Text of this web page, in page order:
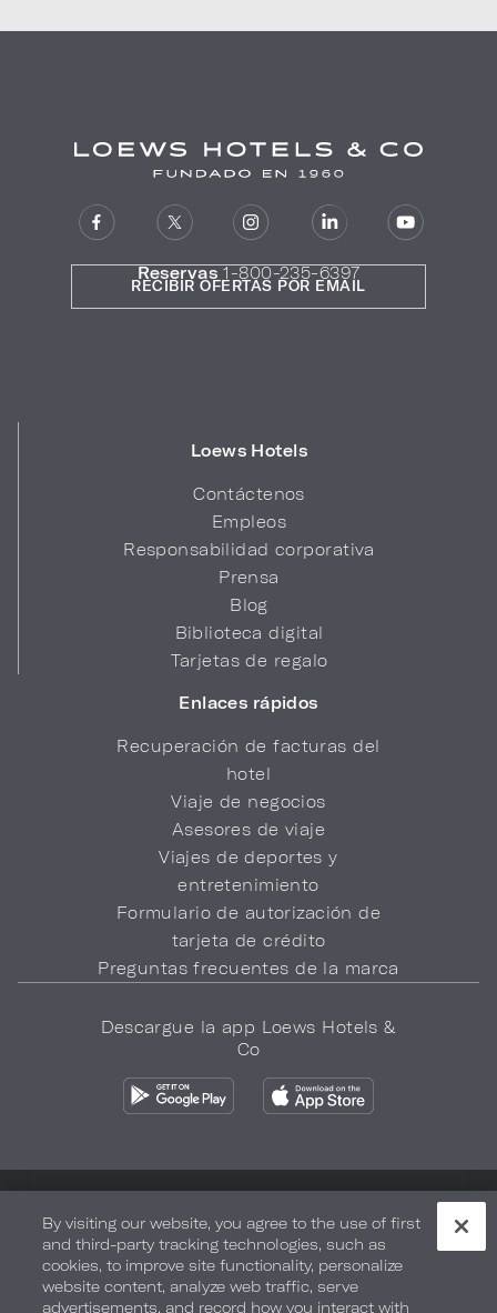
Reservas 1-800-235-6397
Loews Hotels
Contáctenos
Empleos
Responsabilidad corporativa
Prensa
Blog
Biblioteca digital
Tarjetas de regalo
Enlaces rápidos
Recuperación de facturas del
hotel
Viaje de negocios
Asesores de viaje
Viajes de deportes y
entretenimiento
Formulario de autorización de
tarjeta de crédito
Preguntas frecuentes de la marca
RECIBIR OFERTAS POR EMAIL
Descargue la app Loews Hotels &
Co
Seguridad y bienestar Términos de Uso Accesibilidad
Mapa del sitio Sus opciones de privacidad
By visiting our website, you agree to the use of first
and third-party tracking technologies, such as
cookies, to improve site functionality, personalize
website content, analyze web traffic, serve
advertisements, and record how you interact with